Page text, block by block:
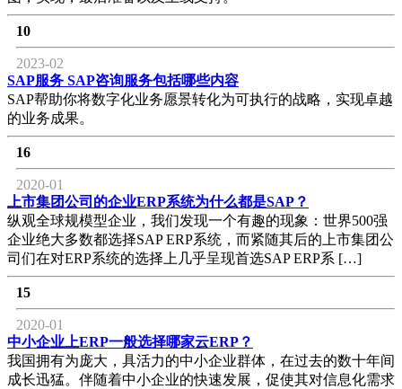
10
2023-02
SAP服务 SAP咨询服务包括哪些内容
SAP帮助你将数字化业务愿景转化为可执行的战略，实现卓越
的业务成果。
16
2020-01
上市集团公司的企业ERP系统为什么都是SAP？
纵观全球规模型企业，我们发现一个有趣的现象：世界500强
企业绝大多数都选择SAP ERP系统，而紧随其后的上市集团公
司们在对ERP系统的选择上几乎呈现首选SAP ERP系 […]
15
2020-01
中小企业上ERP一般选择哪家云ERP？
我国拥有为庞大，具活力的中小企业群体，在过去的数十年间
成长迅猛。伴随着中小企业的快速发展，促使其对信息化需求